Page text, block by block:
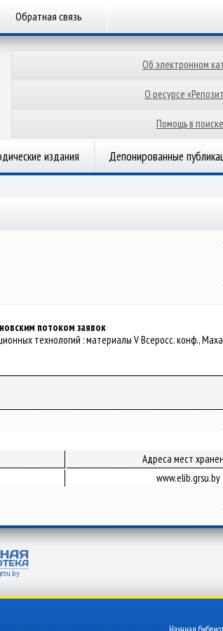
Обратная связь
Об электронном
О ресурсе
Помощь в
издания Депонированные
потоком заявок
технологий : материалы V Всеросс. конф.,
Адреса мест
www.elib.grsu.by